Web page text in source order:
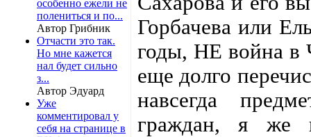
особенно ежели не
полениться и по...
Автор Грибник
Отчасти это так.
Но мне кажется
нал будет сильно
з...
Автор Эдуард
Уже
комментировал у
себя на странице в
Горбачева или
годы, НЕ война в
еще долго
навсегда
граждан, я же